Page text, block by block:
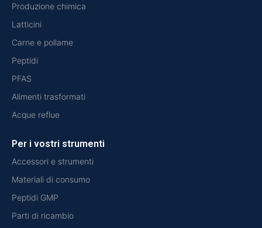
Produzione chimica
Latticini
Carne e pollame
Peptidi
PFAS
Alimenti trasformati
Acque reflue
Per i vostri strumenti
Accessori e strumenti
Materiali di consumo
Peptidi GMP
Parti di ricambio